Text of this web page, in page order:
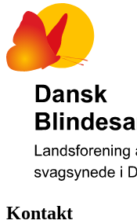
Kontakt